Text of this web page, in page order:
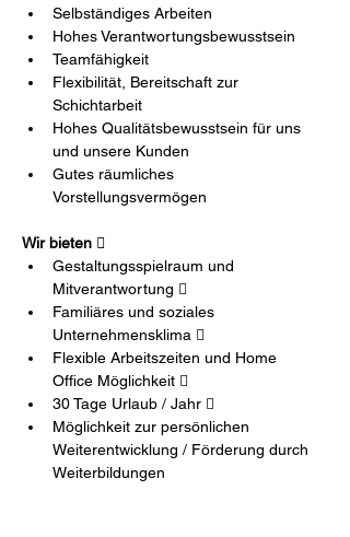
Selbständiges Arbeiten
Hohes Verantwortungsbewusstsein
Teamfähigkeit
Flexibilität, Bereitschaft zur
Schichtarbeit
Hohes Qualitätsbewusstsein für uns
und unsere Kunden
Gutes räumliches
Vorstellungsvermögen
Wir bieten 
Gestaltungsspielraum und
Mitverantwortung 
Familiäres und soziales
Unternehmensklima 
Flexible Arbeitszeiten und Home
Office Möglichkeit 
30 Tage Urlaub / Jahr 
Möglichkeit zur persönlichen
Weiterentwicklung / Förderung durch
Weiterbildungen